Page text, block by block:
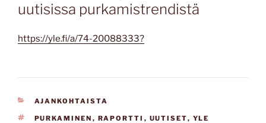
uutisissa purkamistrendistä
https://yle.fi/a/74-20088333?
KATEGORIAT
AJANKOHTAISTA
AVAINSANAT
PURKAMINEN , RAPORTTI , UUTISET, YLE